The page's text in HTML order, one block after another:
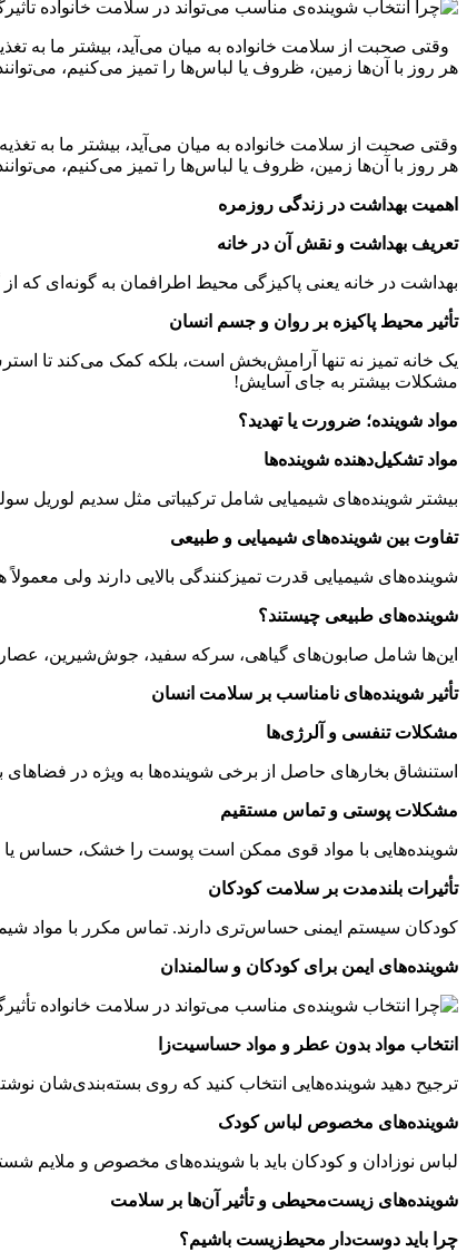
وقتی صحبت از سلامت خانواده به میان می‌آید، بیشتر ما به
هر روز با آن‌ها زمین، ظروف یا لباس‌ها را تمیز می‌کنیم،
وقتی صحبت از سلامت خانواده به میان می‌آید، بیشتر ما به
هر روز با آن‌ها زمین، ظروف یا لباس‌ها را تمیز می‌کنیم،
اهمیت بهداشت در زندگی روزمره
تعریف بهداشت و نقش آن در خانه
بهداشت در خانه یعنی پاکیزگی محیط اطرافمان به گونه‌ای
تأثیر محیط پاکیزه بر روان و جسم انسان
یک خانه تمیز نه تنها آرامش‌بخش است، بلکه کمک می‌کند تا
مشکلات بیشتر به جای آسایش!
مواد شوینده؛ ضرورت یا تهدید؟
مواد تشکیل‌دهنده شوینده‌ها
بیشتر شوینده‌های شیمیایی شامل ترکیباتی مثل سدیم لوریل
تفاوت بین شوینده‌های شیمیایی و طبیعی
شوینده‌های شیمیایی قدرت تمیزکنندگی بالایی دارند ولی
شوینده‌های طبیعی چیستند؟
این‌ها شامل صابون‌های گیاهی، سرکه سفید، جوش‌شیرین،
تأثیر شوینده‌های نامناسب بر سلامت انسان
مشکلات تنفسی و آلرژی‌ها
استنشاق بخارهای حاصل از برخی شوینده‌ها به ویژه در فضاهای
مشکلات پوستی و تماس مستقیم
شوینده‌هایی با مواد قوی ممکن است پوست را خشک، حساس یا
تأثیرات بلندمدت بر سلامت کودکان
کودکان سیستم ایمنی حساس‌تری دارند. تماس مکرر با مواد
شوینده‌های ایمن برای کودکان و سالمندان
انتخاب مواد بدون عطر و مواد حساسیت‌زا
ترجیح دهید شوینده‌هایی انتخاب کنید که روی بسته‌بندی‌شان
شوینده‌های مخصوص لباس کودک
لباس نوزادان و کودکان باید با شوینده‌های مخصوص و ملایم
شوینده‌های زیست‌محیطی و تأثیر آن‌ها بر سلامت
چرا باید دوست‌دار محیط‌زیست باشیم؟